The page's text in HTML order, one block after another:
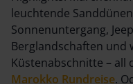
leuchtende
Sonnenuntergang,
Berglandschaften und
Küstenabschnitte – all
Marokko Rundreise.